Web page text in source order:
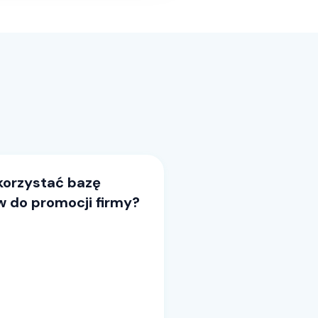
bazę
do promocji firmy?